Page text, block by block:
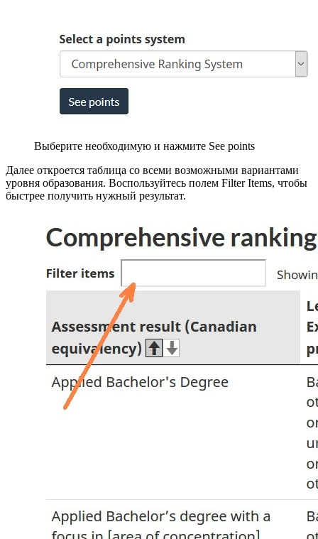
Выберите необходимую и нажмите See points
Далее откроется таблица со всеми возможными вариантами
уровня образования. Воспользуйтесь полем Filter Items, чтобы
быстрее получить нужный результат.